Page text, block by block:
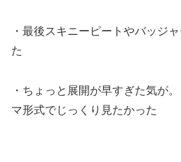
・最後スキニーピートやバッジ
た
・ちょっと展開が早すぎた気が
マ形式でじっくり見たかった